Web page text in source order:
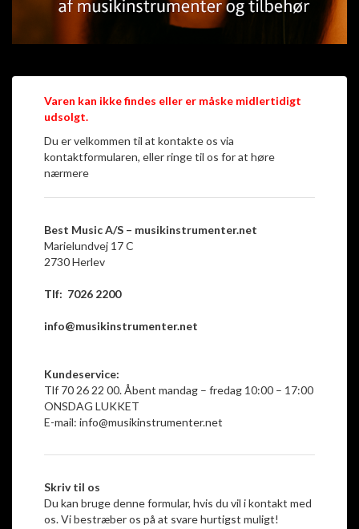
Varen kan ikke findes eller er måske midlertidigt
udsolgt.
Du er velkommen til at kontakte os via
kontaktformularen, eller ringe til os for at høre
nærmere
Best Music A/S – musikinstrumenter.net
Marielundvej 17 C
2730 Herlev
Tlf: 7026 2200
info@musikinstrumenter.net
Kundeservice:
Tlf 70 26 22 00. Åbent mandag – fredag 10:00 – 17:00
ONSDAG LUKKET
E-mail: info@musikinstrumenter.net
Skriv til os
Du kan bruge denne formular, hvis du vil i kontakt med
os. Vi bestræber os på at svare hurtigst muligt!